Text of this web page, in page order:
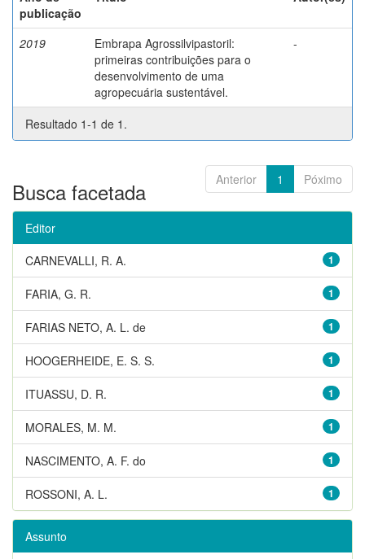
publicação
2019
Embrapa Agrossilvipastoril:
primeiras contribuições para o
desenvolvimento de uma
agropecuária sustentável.
-
Resultado 1-1 de 1.
Anterior 1 Póximo
Busca facetada
Editor
1
CARNEVALLI, R. A.
1
FARIA, G. R.
1
FARIAS NETO, A. L. de
1
HOOGERHEIDE, E. S. S.
1
ITUASSU, D. R.
1
MORALES, M. M.
1
NASCIMENTO, A. F. do
1
ROSSONI, A. L.
Assunto